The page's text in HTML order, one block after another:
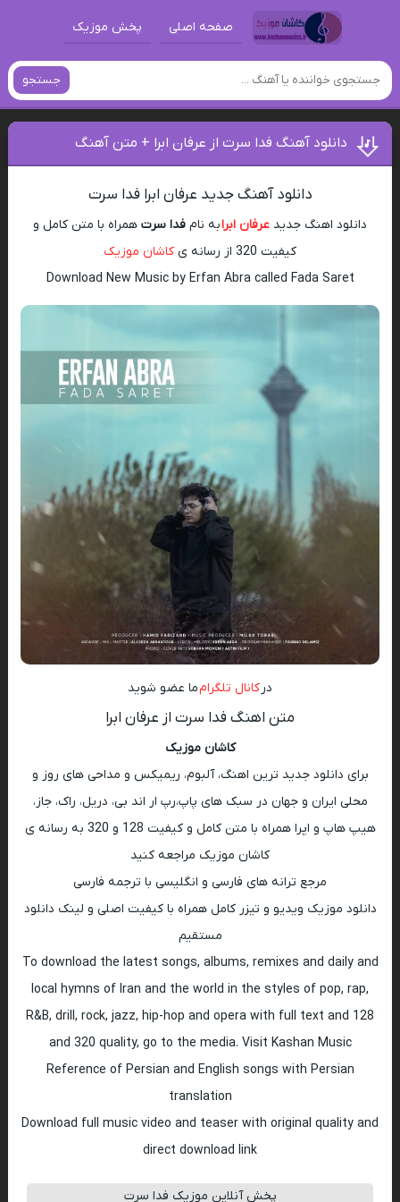
صفحه اصلی پخش موزیک
جستجو
دانلود آهنگ فدا سرت از عرفان ابرا + متن آهنگ
دانلود آهنگ جدید عرفان ابرا فدا سرت
دانلود اهنگ جدید عرفان ابرابه نام فدا سرت همراه با متن کامل و
کیفیت 320 از رسانه ی
کاشان موزیک
Download New Music by Erfan Abra called Fada Saret
در کانال تلگرامما عضو شوید
متن اهنگ فدا سرت از عرفان ابرا
کاشان موزیک
برای دانلود جدید ترین اهنگ، آلبوم، ریمیکس و مداحی های روز و
محلی ایران و جهان در سبک های پاپ،رپ ار اند بی، دریل، راک، جاز،
هیپ هاپ و اپرا همراه با متن کامل و کیفیت 128 و 320 به رسانه ی
کاشان موزیک مراجعه کنید
مرجع ترانه های فارسی و انگلیسی با ترجمه فارسی
دانلود موزیک ویدیو و تیزر کامل همراه با کیفیت اصلی و لینک دانلود
مستقیم
To download the latest songs, albums, remixes and daily and
local hymns of Iran and the world in the styles of pop, rap,
R&B, drill, rock, jazz, hip-hop and opera with full text and 128
and 320 quality, go to the media. Visit Kashan Music
Reference of Persian and English songs with Persian
translation
Download full music video and teaser with original quality and
direct download link
پخش آنلاین موزیک فدا سرت